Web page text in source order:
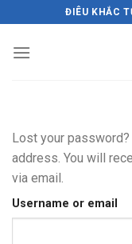
to
content
ĐIÊU KHẮC
Lost your
address. You will
via email.
Username or email